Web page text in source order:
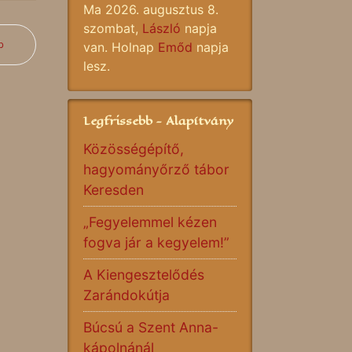
Ma 2026. augusztus 8.
szombat, László napja
van. Holnap Emőd napja
lesz.
Legfrissebb - Alapítvány
Közösségépítő,
hagyományőrző tábor
Keresden
„Fegyelemmel kézen
fogva jár a kegyelem!”
A Kiengesztelődés
Zarándokútja
Búcsú a Szent Anna-
kápolnánál